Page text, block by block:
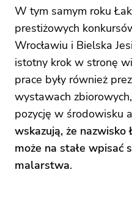
W tym samym roku
prestiżowych
Wrocławiu i Bielska
istotny krok w stronę
prace były również
wystawach
pozycję w środowisku
wskazują, że nazwisko
może na stałe wpisać
malarstwa.